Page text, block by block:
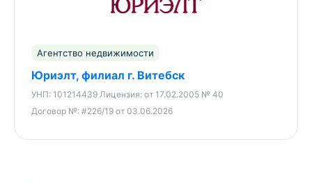
Агентство недвижимости
Юриэлт, филиал г. Витебск
УНП: 101214439 Лицензия: от 17.02.2005 № 40
Договор №: #226/19 от 03.06.2026